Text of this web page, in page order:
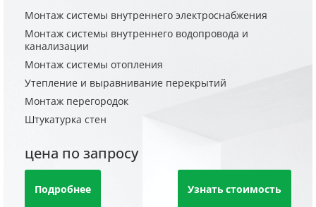
Монтаж системы внутреннего электроснабжения
Монтаж системы внутреннего водопровода и
канализации
Монтаж системы отопления
Утепление и выравнивание перекрытий
Монтаж перегородок
Штукатурка стен
цена по запросу
Подробнее Узнать стоимость